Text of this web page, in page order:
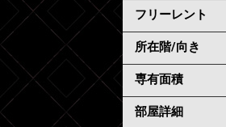
フリーレント
所在階/向き
専有面積
部屋詳細